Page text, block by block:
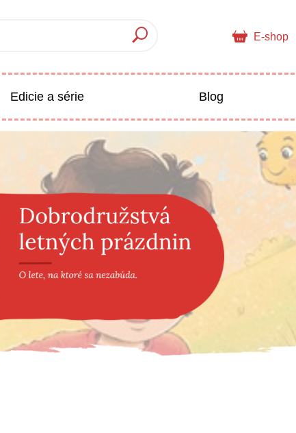
E-shop
Doplnkový sortiment
Populárno - náučné pre deti
Všetky kategórie
Edicie a série Blog